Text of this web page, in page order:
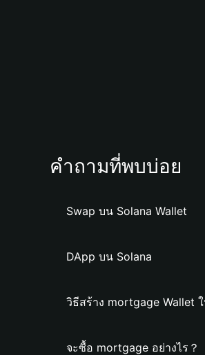
คำถามที่พบบ่อย
Swap บน Solana Wallet
DApp บน Solana
วิธีสร้าง mortgage Wallet
จะซื้อ mortgage อย่างไร？